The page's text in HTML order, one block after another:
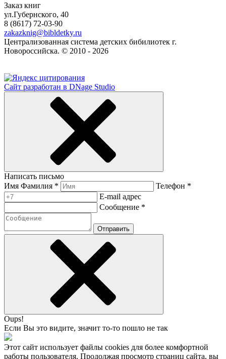
Заказ книг
ул.Губернского, 40
8 (8617) 72-03-90
zakazknig@bibldetky.ru
Централизованная система детских бибилиотек г.
Новороссийска. © 2010 - 2026
Сайт разработан в DNage Studio
Написать письмо
Имя Фамилия *
Телефон *
E-mail адрес
Сообщение *
Отправить
Oups!
Если Вы это видите, значит то-то пошло не так
Этот сайт использует файлы cookies для более комфортной
работы пользователя. Продолжая просмотр страниц сайта, вы